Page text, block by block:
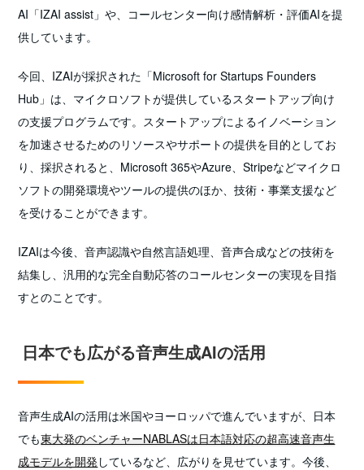
AI「IZAI assist」や、コールセンター向け感情解析・評価AIを提
供しています。
今回、IZAIが採択された「Microsoft for Startups Founders
Hub」は、マイクロソフトが提供しているスタートアップ向け
の支援プログラムです。スタートアップによるイノベーション
を加速させるためのリソースやサポートの提供を目的としてお
り、採択されると、Microsoft 365やAzure、Stripeなどマイクロ
ソフトの開発環境やツールの提供のほか、技術・事業支援など
を受けることができます。
IZAIは今後、音声認識や自然言語処理、音声合成などの技術を
結集し、汎用的な完全自動応答のコールセンターの実現を目指
すとのことです。
日本でも広がる音声生成AIの活用
音声生成AIの活用は米国やヨーロッパで進んでいますが、日本
でも東大発のベンチャーNABLASは日本語対応の超高速音声生
成モデルを開発 しているなど、広がりを見せています。今後、